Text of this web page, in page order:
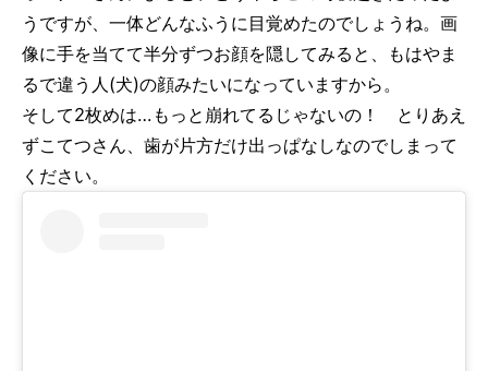
うですが、一体どんなふうに目覚めたのでしょうね。画
像に手を当てて半分ずつお顔を隠してみると、もはやま
るで違う人(犬)の顔みたいになっていますから。
そして2枚めは…もっと崩れてるじゃないの！ とりあえ
ずこてつさん、歯が片方だけ出っぱなしなのでしまって
ください。